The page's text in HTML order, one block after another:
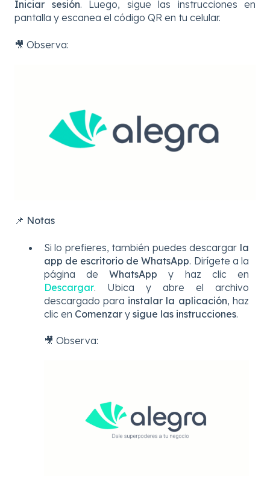
Iniciar sesión. Luego, sigue las instrucciones en
pantalla y escanea el código QR en tu celular.
🎥 Observa:
📌 Notas
Si lo prefieres, también puedes descargar la
app de escritorio de WhatsApp. Dirígete a la
página deWhatsApp
y haz clic en
Descargar. Ubica y abre el archivo
descargado para instalar la aplicación, haz
clic en Comenzar y sigue las instrucciones.
🎥 Observa: